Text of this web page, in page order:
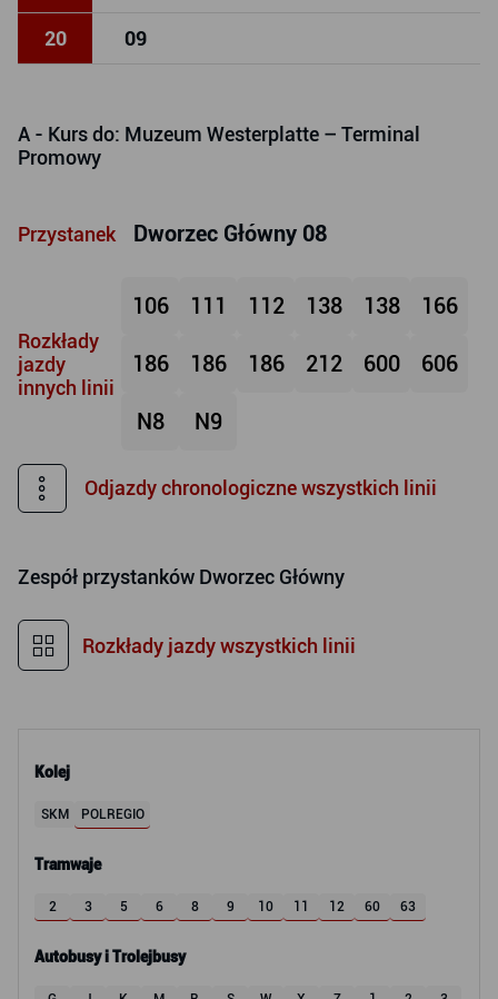
Kolej
SKM POLREGIO
Tramwaje
2 3 5 6 8 9 10 11 12 60 63
Autobusy i Trolejbusy
20 09
A - Kurs do: Muzeum Westerplatte – Terminal
Promowy
Przystanek Dworzec Główny 08
Rozkłady
jazdy
innych linii
106 111 112 138 138 166
186 186 186 212 600 606
N8 N9
Odjazdy chronologiczne wszystkich linii
Zespół przystanków Dworzec Główny
Rozkłady jazdy wszystkich linii